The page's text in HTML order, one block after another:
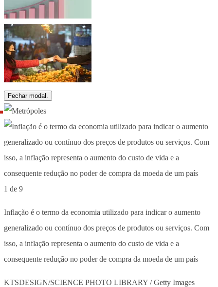
Fechar modal.
1 de 9
Inflação é o termo da economia utilizado para indicar o aumento
generalizado ou contínuo dos preços de produtos ou serviços. Com
isso, a inflação representa o aumento do custo de vida e a
consequente redução no poder de compra da moeda de um país
KTSDESIGN/SCIENCE PHOTO LIBRARY / Getty Images